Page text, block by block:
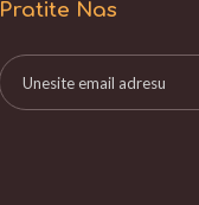
Pratite Nas